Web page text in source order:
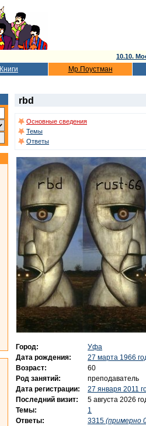
10.10.
Книги Мр.Поустман
rbd
Основные сведения
Темы
Ответы
Город:
Уфа
Дата рождения:
27 марта 1966
Возраст:
60
Род занятий:
преподаватель
Дата регистрации:
27 января 2011
Последний визит:
5 августа 2026
Темы:
1
Ответы:
3315 (примерно